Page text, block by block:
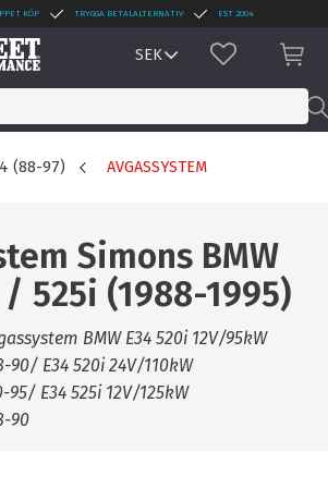
KÖP TRYGGA BETALALTERNATIV EST 2004
FAVORITES
(88-97) AVGASSYSTEM
Simons BMW
/ 525i (1988-1995)
BMW E34 520i 12V/95kW
E34 520i 24V/110kW
E34 525i 12V/125kW
90